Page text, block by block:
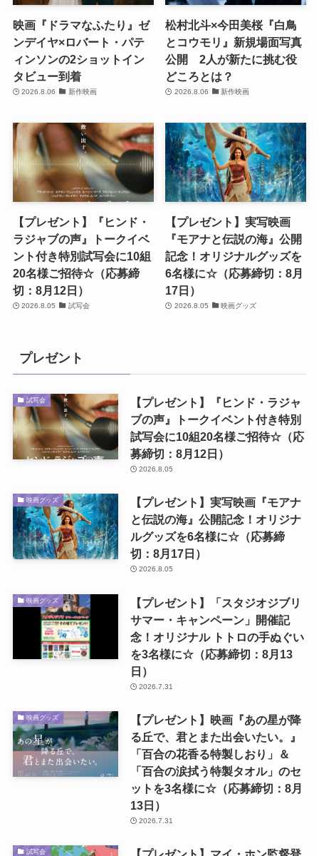
映画『ドラマなふたり』ゼ
ンデイヤ×ロバート・パテ
ィンソンの2ショットイン
タビュー到着
2026.8.06 新作映画
松村北斗×今田美桜『白鳥
とコウモリ』新規場面写真
公開 2人が新たに挑む役
どころとは？
2026.8.06 新作映画
【プレゼント】『ヒンド・
ラジャブの声』トークイベ
ント付き特別試写会に10組
20名様ご招待☆（応募締
切：8月12日）
2026.8.05 試写会
【プレゼント】実写映画
『モアナと伝説の海』公開
記念！オリジナルグッズを
6名様に☆（応募締切：8月
17日）
2026.8.05 映画グッズ
プレゼント
試写会
【プレゼント】『ヒンド・ラジャ
ブの声』トークイベント付き特別
試写会に10組20名様ご招待☆（応
募締切：8月12日）
2026.8.05
映画グッズ
【プレゼント】実写映画『モアナ
と伝説の海』公開記念！オリジナ
ルグッズを6名様に☆（応募締
切：8月17日）
2026.8.05
映画グッズ
【プレゼント】「スタジオジブリ
サマー・キャンペーン」開催記
念！オリジナル トトロの手ぬぐい
を3名様に☆（応募締切：8月13
日）
2026.7.31
映画グッズ
【プレゼント】映画『あの星が降
る丘で、君とまた出会いたい。』
「百合の花香る特製しおり」＆
「百合の涙拭う特製タオル」のセ
ットを3名様に☆（応募締切：8月
13日）
2026.7.31
試写会